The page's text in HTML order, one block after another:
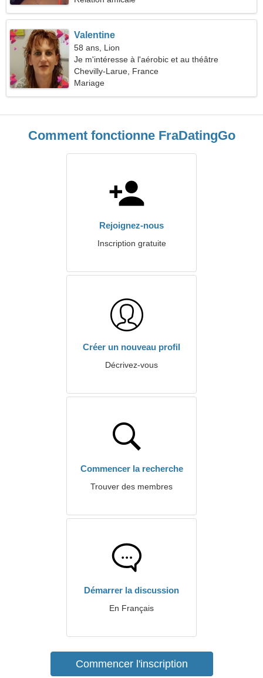
Valentine
58 ans, Lion
Je m'intéresse à l'aérobic et au théâtre
Chevilly-Larue, France
Mariage
Comment fonctionne FraDatingGo
Rejoignez-nous
Inscription gratuite
Créer un nouveau profil
Décrivez-vous
Commencer la recherche
Trouver des membres
Démarrer la discussion
En Français
Commencer l'inscription